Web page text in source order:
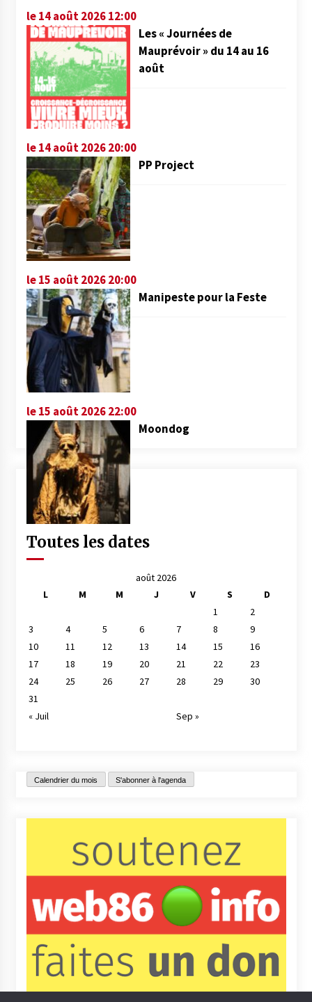
le 14 août 2026 12:00
Les « Journées de
Mauprévoir » du 14 au 16
août
le 14 août 2026 20:00
PP Project
le 15 août 2026 20:00
Manipeste pour la Feste
le 15 août 2026 22:00
Moondog
Toutes les dates
août 2026
L
M M J V S
D
1
2
3
4 5 6 7 8
9
10
11 12 13 14 15
16
17
18 19 20 21 22
23
24
25 26 27 28 29
30
31
« Juil
Sep »
Calendrier du mois S'abonner à l'agenda